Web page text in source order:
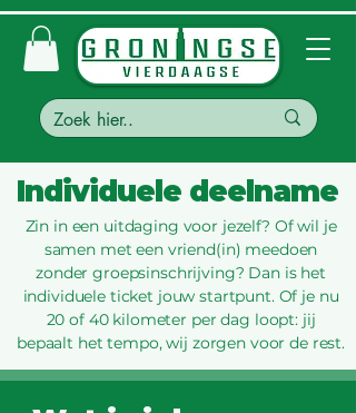
Individuele deelname
Zin in een uitdaging voor jezelf? Of wil je
samen met een vriend(in) meedoen
zonder groepsinschrijving? Dan is het
individuele ticket jouw startpunt. Of je nu
20 of 40 kilometer per dag loopt: jij
bepaalt het tempo, wij zorgen voor de rest.